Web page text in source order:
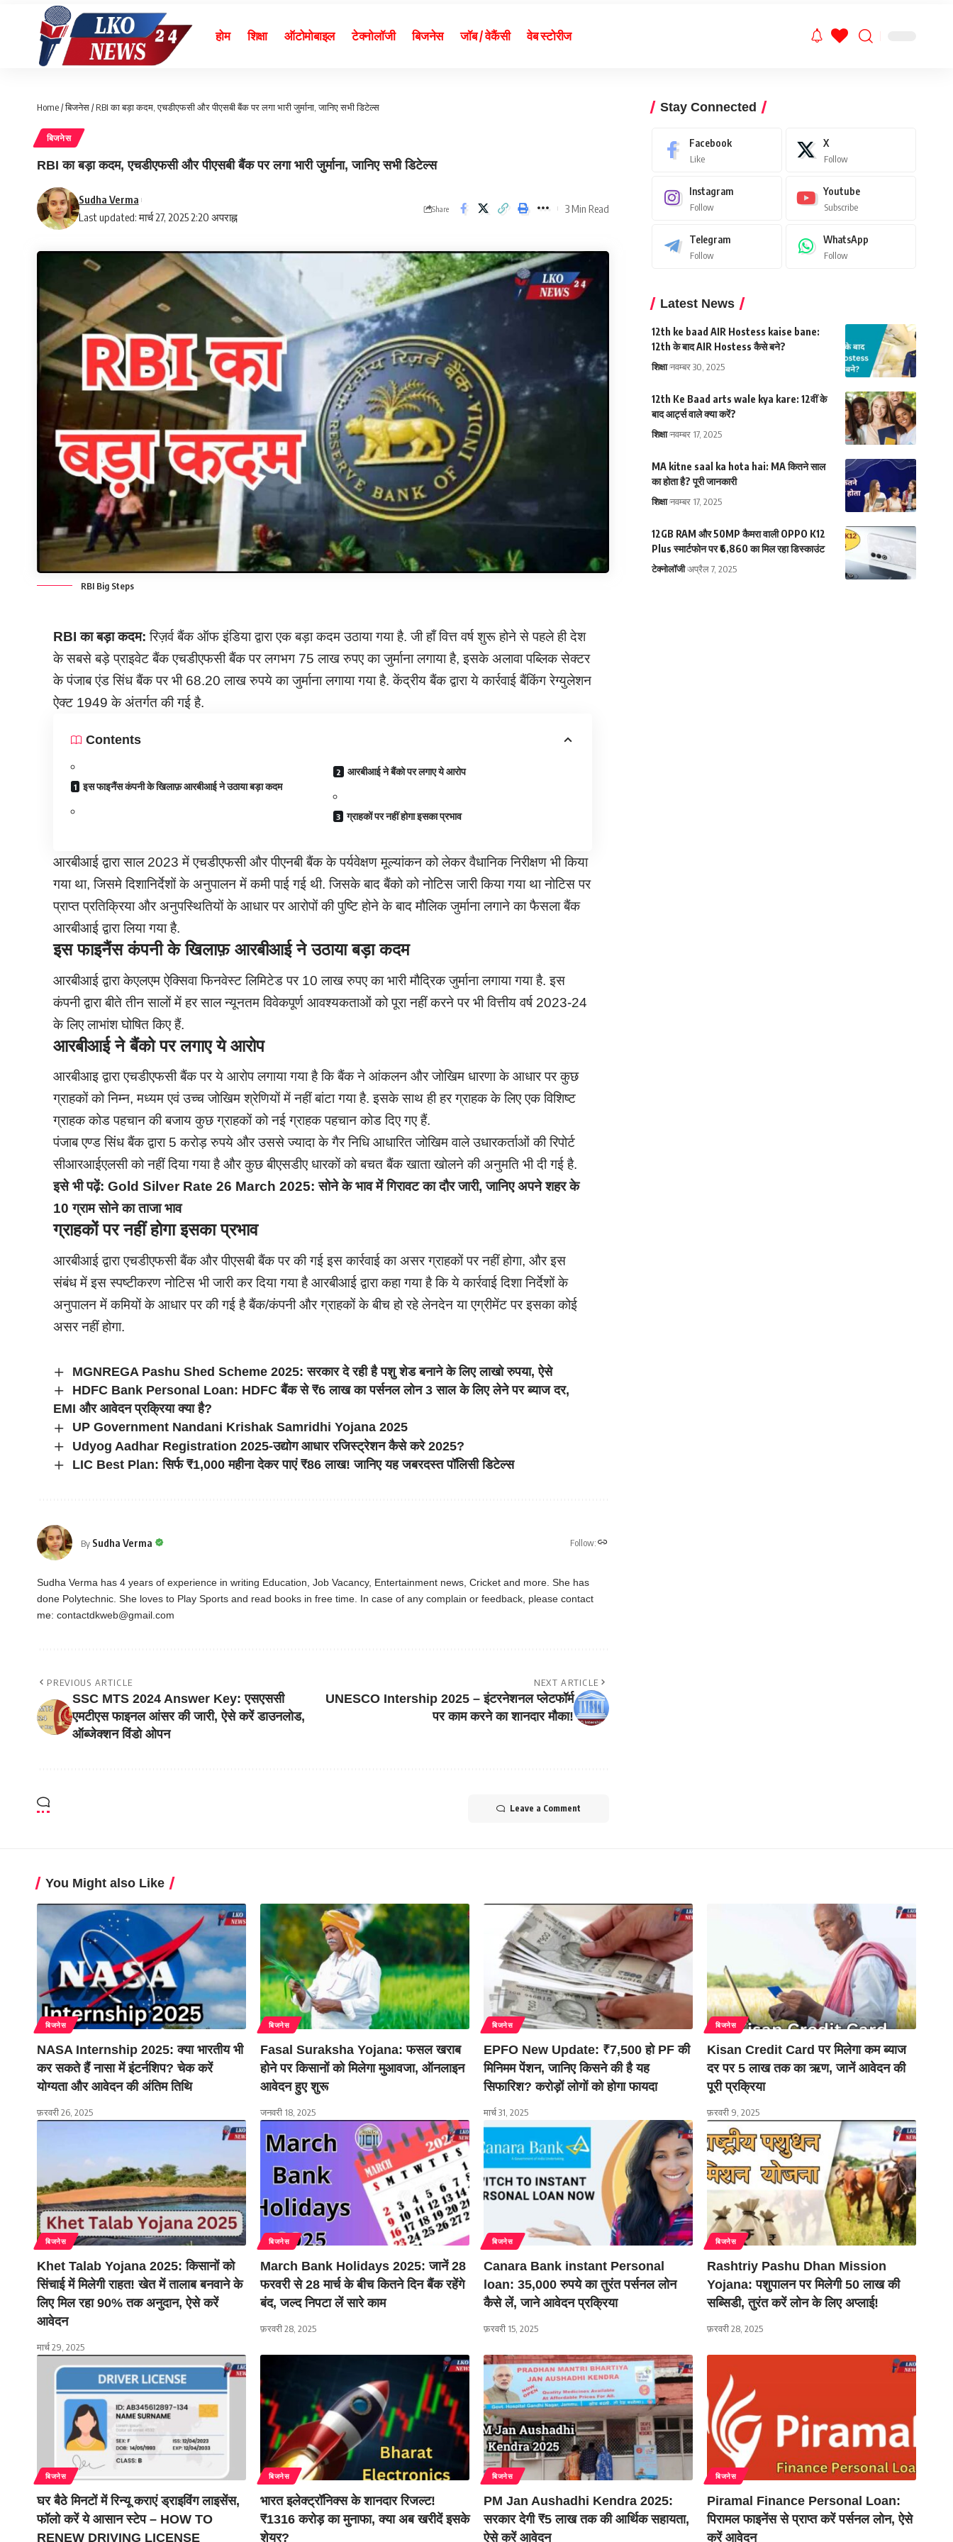
होम शिक्षा ऑटोमोबाइल टेक्नोलॉजी बिजनेस जॉब / वेकैंसी वेब स्टोरीज
Home/बिजनेस/RBI का बड़ा कदम, एचडीएफसी और पीएसबी बैंक पर लगा भारी जुर्माना, जानिए सभी डिटेल्स
बिजनेस
RBI का बड़ा कदम, एचडीएफसी और पीएसबी बैंक पर लगा भारी जुर्माना, जानिए सभी डिटेल्स
Last updated: मार्च 27, 2025 2:20 अपराह्न
Sudha Verma
Share 3 Min Read
RBI Big Steps
RBI का बड़ा कदम:रिज़र्व बैंक ऑफ इंडिया द्वारा एक बड़ा कदम उठाया गया है. जी हाँ वित्त वर्ष शुरू होने से पहले ही देश
के सबसे बड़े प्राइवेट बैंक एचडीएफसी बैंक पर लगभग 75 लाख रुपए का जुर्माना लगाया है, इसके अलावा पब्लिक सेक्टर
के पंजाब एंड सिंध बैंक पर भी 68.20 लाख रुपये का जुर्माना लगाया गया है. केंद्रीय बैंक द्वारा ये कार्रवाई बैंकिंग रेग्युलेशन
ऐक्ट 1949 के अंतर्गत की गई है.
Contents
इस फाइनैंस कंपनी के खिलाफ़ आरबीआई ने उठाया बड़ा कदम
आरबीआई ने बैंको पर लगाए ये आरोप
ग्राहकों पर नहीं होगा इसका प्रभाव
आरबीआई द्वारा साल 2023 में एचडीएफसी और पीएनबी बैंक के पर्यवेक्षण मूल्यांकन को लेकर वैधानिक निरीक्षण भी किया
गया था, जिसमे दिशानिर्देशों के अनुपालन में कमी पाई गई थी. जिसके बाद बैंको को नोटिस जारी किया गया था नोटिस पर
प्राप्त प्रतिक्रिया और अनुपस्थितियों के आधार पर आरोपों की पुष्टि होने के बाद मौलिक जुर्माना लगाने का फैसला बैंक
आरबीआई द्वारा लिया गया है.
इस फाइनैंस कंपनी के खिलाफ़ आरबीआई ने उठाया बड़ा कदम
आरबीआई द्वारा केएलएम ऐक्सिवा फिनवेस्ट लिमिटेड पर 10 लाख रुपए का भारी मौद्रिक जुर्माना लगाया गया है. इस
कंपनी द्वारा बीते तीन सालों में हर साल न्यूनतम विवेकपूर्ण आवश्यकताओं को पूरा नहीं करने पर भी वित्तीय वर्ष 2023-24
के लिए लाभांश घोषित किए हैं.
आरबीआई ने बैंको पर लगाए ये आरोप
आरबीआइ द्वारा एचडीएफसी बैंक पर ये आरोप लगाया गया है कि बैंक ने आंकलन और जोखिम धारणा के आधार पर कुछ
ग्राहकों को निम्न, मध्यम एवं उच्च जोखिम श्रेणियों में नहीं बांटा गया है. इसके साथ ही हर ग्राहक के लिए एक विशिष्ट
ग्राहक कोड पहचान की बजाय कुछ ग्राहकों को नई ग्राहक पहचान कोड दिए गए हैं.
पंजाब एण्ड सिंध बैंक द्वारा 5 करोड़ रुपये और उससे ज्यादा के गैर निधि आधारित जोखिम वाले उधारकर्ताओं की रिपोर्ट
सीआरआईएलसी को नहीं दिया गया है और कुछ बीएसडीए धारकों को बचत बैंक खाता खोलने की अनुमति भी दी गई है.
इसे भी पढ़ें:Gold Silver Rate 26 March 2025: सोने के भाव में गिरावट का दौर जारी, जानिए अपने शहर के
10 ग्राम सोने का ताजा भाव
ग्राहकों पर नहीं होगा इसका प्रभाव
आरबीआई द्वारा एचडीएफसी बैंक और पीएसबी बैंक पर की गई इस कार्रवाई का असर ग्राहकों पर नहीं होगा, और इस
संबंध में इस स्पष्टीकरण नोटिस भी जारी कर दिया गया है आरबीआई द्वारा कहा गया है कि ये कार्रवाई दिशा निर्देशों के
अनुपालन में कमियों के आधार पर की गई है बैंक/कंपनी और ग्राहकों के बीच हो रहे लेनदेन या एग्रीमेंट पर इसका कोई
असर नहीं होगा.
MGNREGA Pashu Shed Scheme 2025: सरकार दे रही है पशु शेड बनाने के लिए लाखो रुपया, ऐसे
HDFC Bank Personal Loan: HDFC बैंक से ₹6 लाख का पर्सनल लोन 3 साल के लिए लेने पर ब्याज दर,
EMI और आवेदन प्रक्रिया क्या है?
UP Government Nandani Krishak Samridhi Yojana 2025
Udyog Aadhar Registration 2025-उद्योग आधार रजिस्ट्रेशन कैसे करे 2025?
LIC Best Plan: सिर्फ ₹1,000 महीना देकर पाएं ₹86 लाख! जानिए यह जबरदस्त पॉलिसी डिटेल्स
By Sudha Verma Follow:
Sudha Verma has 4 years of experience in writing Education, Job Vacancy, Entertainment news, Cricket and more. She has
done Polytechnic. She loves to Play Sports and read books in free time. In case of any complain or feedback, please contact
me: contactdkweb@gmail.com
PREVIOUS ARTICLE
SSC MTS 2024 Answer Key: एसएससी
एमटीएस फाइनल आंसर की जारी, ऐसे करें डाउनलोड,
ऑब्जेक्शन विंडो ओपन
NEXT ARTICLE
UNESCO Intership 2025 – इंटरनेशनल प्लेटफॉर्म
पर काम करने का शानदार मौका!
Leave a Comment
Stay Connected
Facebook
Like
X
Follow
Instagram
Follow
Youtube
Subscribe
Telegram
Follow
WhatsApp
Follow
Latest News
12th ke baad AIR Hostess kaise bane:
12th के बाद AIR Hostess कैसे बने?
शिक्षा नवम्बर 30, 2025
12th Ke Baad arts wale kya kare: 12वीं के
बाद आर्ट्स वाले क्या करें?
शिक्षा नवम्बर 17, 2025
MA kitne saal ka hota hai: MA कितने साल
का होता है? पूरी जानकारी
शिक्षा नवम्बर 17, 2025
12GB RAM और 50MP कैमरा वाली OPPO K12
Plus स्मार्टफोन पर ₹6,860 का मिल रहा डिस्काउंट
टेक्नोलॉजी अप्रैल 7, 2025
You Might also Like
बिजनेस
NASA Internship 2025: क्या भारतीय भी
कर सकते हैं नासा में इंटर्नशिप? चेक करें
योग्यता और आवेदन की अंतिम तिथि
फ़रवरी 26, 2025
बिजनेस
Fasal Suraksha Yojana: फसल खराब
होने पर किसानों को मिलेगा मुआवजा, ऑनलाइन
आवेदन हुए शुरू
जनवरी 18, 2025
बिजनेस
EPFO New Update: ₹7,500 हो PF की
मिनिमम पेंशन, जानिए किसने की है यह
सिफारिश? करोड़ों लोगों को होगा फायदा
मार्च 31, 2025
बिजनेस
Kisan Credit Card पर मिलेगा कम ब्याज
दर पर 5 लाख तक का ऋण, जानें आवेदन की
पूरी प्रक्रिया
फ़रवरी 9, 2025
बिजनेस
Khet Talab Yojana 2025: किसानों को
सिंचाई में मिलेगी राहत! खेत में तालाब बनवाने के
लिए मिल रहा 90% तक अनुदान, ऐसे करें
आवेदन
मार्च 29, 2025
बिजनेस
March Bank Holidays 2025: जानें 28
फरवरी से 28 मार्च के बीच कितने दिन बैंक रहेंगे
बंद, जल्द निपटा लें सारे काम
फ़रवरी 28, 2025
बिजनेस
Canara Bank instant Personal
loan: 35,000 रुपये का तुरंत पर्सनल लोन
कैसे लें, जाने आवेदन प्रक्रिया
फ़रवरी 15, 2025
बिजनेस
Rashtriy Pashu Dhan Mission
Yojana: पशुपालन पर मिलेगी 50 लाख की
सब्सिडी, तुरंत करें लोन के लिए अप्लाई!
फ़रवरी 28, 2025
बिजनेस
घर बैठे मिनटों में रिन्यू कराएं ड्राइविंग लाइसेंस,
फॉलो करें ये आसान स्टेप – HOW TO
RENEW DRIVING LICENSE
बिजनेस
भारत इलेक्ट्रॉनिक्स के शानदार रिजल्ट!
₹1316 करोड़ का मुनाफा, क्या अब खरीदें इसके
शेयर?
बिजनेस
PM Jan Aushadhi Kendra 2025:
सरकार देगी ₹5 लाख तक की आर्थिक सहायता,
ऐसे करें आवेदन
बिजनेस
Piramal Finance Personal Loan:
पिरामल फाइनेंस से प्राप्त करें पर्सनल लोन, ऐसे
करें आवेदन